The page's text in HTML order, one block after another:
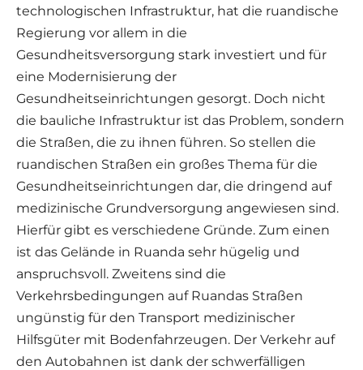
technologischen Infrastruktur, hat die ruandische
Regierung vor allem in die
Gesundheitsversorgung stark investiert und für
eine Modernisierung der
Gesundheitseinrichtungen gesorgt. Doch nicht
die bauliche Infrastruktur ist das Problem, sondern
die Straßen, die zu ihnen führen. So stellen die
ruandischen Straßen ein großes Thema für die
Gesundheitseinrichtungen dar, die dringend auf
medizinische Grundversorgung angewiesen sind.
Hierfür gibt es verschiedene Gründe. Zum einen
ist das Gelände in Ruanda sehr hügelig und
anspruchsvoll. Zweitens sind die
Verkehrsbedingungen auf Ruandas Straßen
ungünstig für den Transport medizinischer
Hilfsgüter mit Bodenfahrzeugen. Der Verkehr auf
den Autobahnen ist dank der schwerfälligen